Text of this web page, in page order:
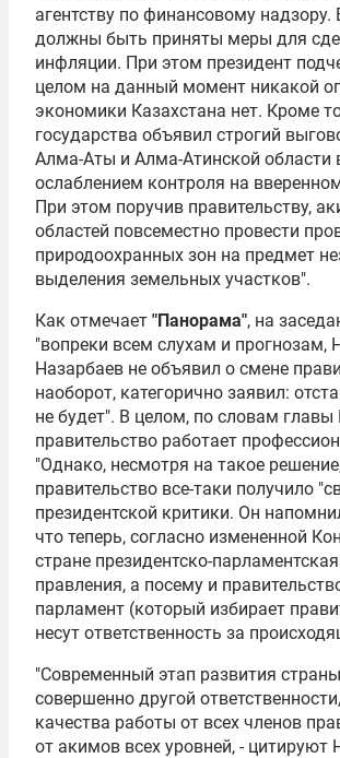
агентству по финансовому надзору.
должны быть приняты меры для
инфляции. При этом президент
целом на данный момент никакой
экономики Казахстана нет. Кроме
государства объявил строгий
Алма-Аты и Алма-Атинской области
ослаблением контроля на
При этом поручив правительству,
областей повсеместно провести
природоохранных зон на предмет
выделения земельных участков".
Как отмечает "Панорама", на
"вопреки всем слухам и прогнозам,
Назарбаев не объявил о смене
наоборот, категорично заявил:
не будет". В целом, по словам главы
правительство работает
"Однако, несмотря на такое
правительство все-таки получило
президентской критики. Он
что теперь, согласно измененной
стране президентско-
правления, а посему и
парламент (который избирает
несут ответственность за
"Современный этап развития
совершенно другой
качества работы от всех членов
от акимов всех уровней, - цитируют